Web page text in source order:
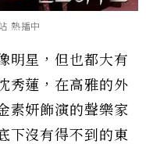
熱播中
明星，但也都大有
秀蓮，在高雅的外
素妍飾演的聲樂家
下沒有得不到的東